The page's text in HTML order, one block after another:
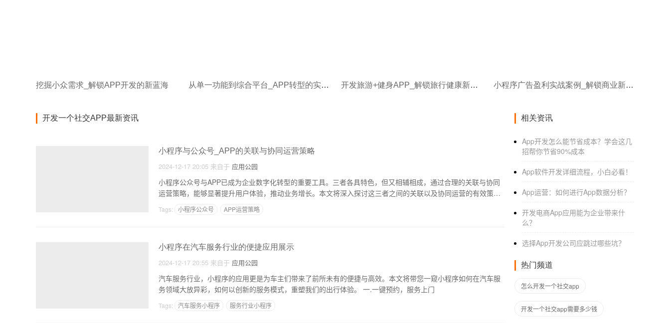
挖掘小众需求_解锁APP开发的新蓝海 从单一功能到综合平台_APP转型的实战探索与启示 开发旅游+健身APP_解锁旅行健康新体验 小程序广告盈利实战案例_解锁商业新机遇
开发一个社交APP最新资讯
小程序与公众号_APP的关联与协同运营策略
2024-12-17 20:05 来自于 应用公园
小程序公众号与APP已成为企业数字化转型的重要工具。三者各具特色，但又相辅相成，通过合理的关联与协同
运营策略，能够显著提升用户体验，推动业务增长。本文将深入探讨这三者之间的关联以及协同运营的有效策
Tags: 小程序公众号 APP运营策略
小程序在汽车服务行业的便捷应用展示
2024-12-17 20:55 来自于 应用公园
汽车服务行业，小程序的应用更是为车主们带来了前所未有的便捷与高效。本文将带您一窥小程序如何在汽车服
务领域大放异彩，如何以创新的服务模式，重塑我们的出行体验。 一.一键预约，服务上门
Tags: 汽车服务小程序 服务行业小程序
相关资讯
App开发怎么能节省成本？学会这几
招帮你节省90%成本
App软件开发详细流程，小白必看！
App运营：如何进行App数据分析？
开发电商App应用能为企业带来什
么？
选择App开发公司应跳过哪些坑？
热门频道
怎么开发一个社交app
开发一个社交app需要多少钱